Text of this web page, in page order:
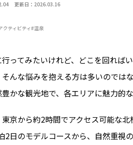
更新日：2026.03.16
クティビティ#温泉
行ってみたいけれど、どこを回れ
んな悩みを抱える方は多いのでは
かな観光地で、各エリアに魅力的
京から約2時間でアクセス可能な
2日のモデルコースから、自然重視